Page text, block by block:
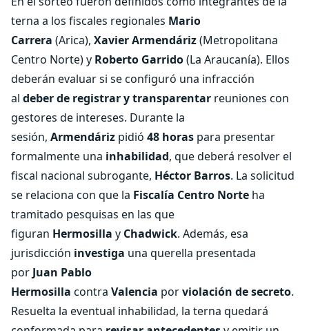
terna a los fiscales regionales Mario
Carrera (Arica), Xavier Armendáriz(Metropolitana
Centro Norte) y Roberto Garrido(La Araucanía). Ellos
deberán evaluar si se configuró una infracción
al deber de registrar y transparentar reuniones con
gestores de intereses. Durante la
sesión, Armendáriz pidió 48 horas para presentar
formalmente una inhabilidad, que deberá resolver el
fiscal nacional subrogante, Héctor Barros. La solicitud
se relaciona con que la Fiscalía Centro Norte ha
tramitado pesquisas en las que
figuran Hermosilla y Chadwick. Además, esa
jurisdicción investiga una querella presentada
por Juan Pablo
Hermosilla contra Valencia porviolación de secreto.
Resuelta la eventual inhabilidad, la terna quedará